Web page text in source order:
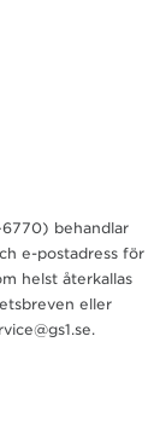
behandlar
e-postadress för
helst återkallas
eller